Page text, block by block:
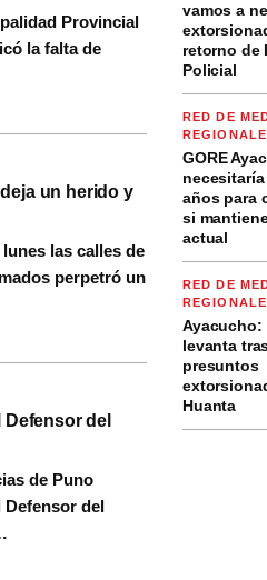
Provincial
la falta de
un herido y
las calles de
perpetró un
del
de Puno
Defensor del
vamos a
retorno de
Policial
RED DE
GORE
años para
si
actual
RED DE
Ayacucho:
levanta
presuntos
Huanta